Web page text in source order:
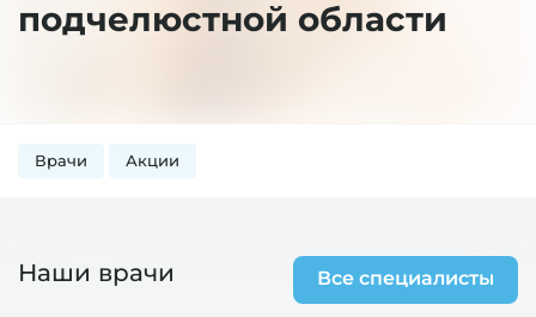
подчелюстной области
Врачи Акции
Наши врачи Все специалисты